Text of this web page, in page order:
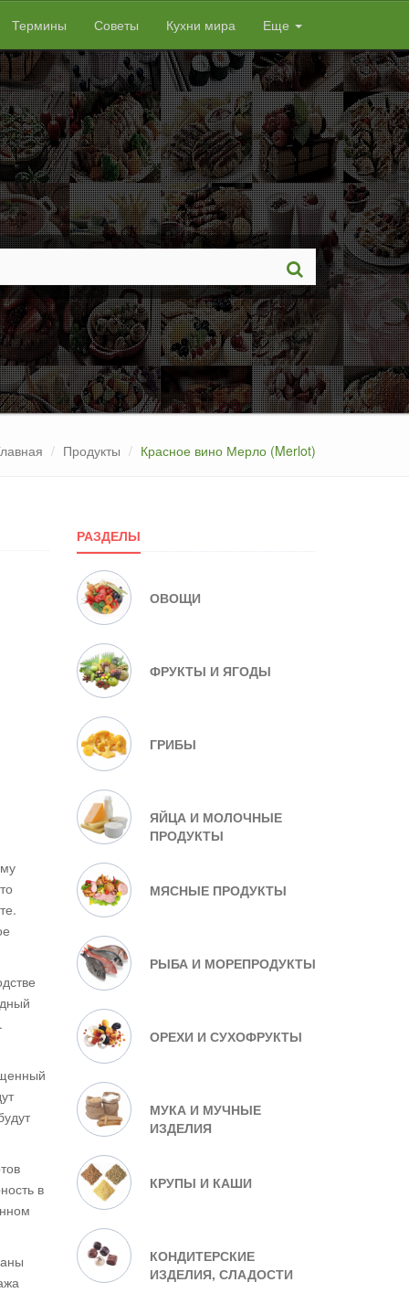
Термины Советы Кухни мира Еще
Продукты Красное вино Мерло (Merlot)
в
РАЗДЕЛЫ
ОВОЩИ
ФРУКТЫ И ЯГОДЫ
ГРИБЫ
ЯЙЦА И МОЛОЧНЫЕ
ПРОДУКТЫ
МЯСНЫЕ ПРОДУКТЫ
РЫБА И МОРЕПРОДУКТЫ
ОРЕХИ И СУХОФРУКТЫ
МУКА И МУЧНЫЕ
ИЗДЕЛИЯ
КРУПЫ И КАШИ
КОНДИТЕРСКИЕ
ИЗДЕЛИЯ, СЛАДОСТИ